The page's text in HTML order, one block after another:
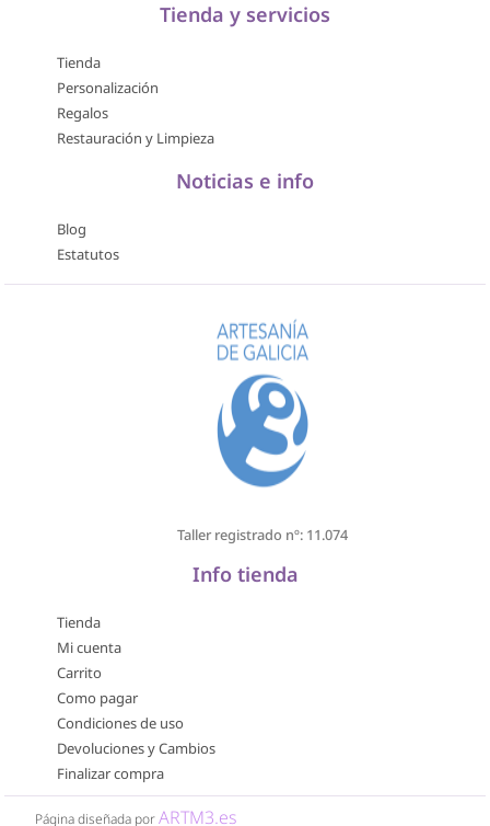
Tienda y servicios
Tienda
Personalización
Regalos
Restauración y Limpieza
Noticias e info
Blog
Estatutos
Taller registrado nº: 11.074
Info tienda
Tienda
Mi cuenta
Carrito
Como pagar
Condiciones de uso
Devoluciones y Cambios
Finalizar compra
Página diseñada porARTM3.es